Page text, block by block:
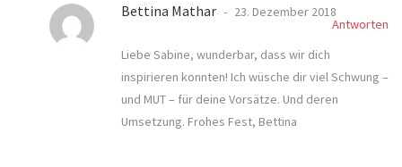
Bettina Mathar 23. Dezember 2018
Antworten
Liebe Sabine, wunderbar, dass wir dich
inspirieren konnten! Ich wüsche dir viel Schwung –
und MUT – für deine Vorsätze. Und deren
Umsetzung. Frohes Fest, Bettina